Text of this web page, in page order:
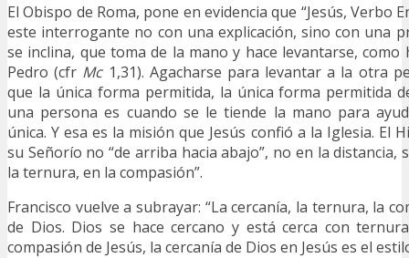
El Obispo de Roma, pone en evidencia que “Jesús, Verbo
este interrogante no con una explicación, sino con una
se inclina, que toma de la mano y hace levantarse, como
Pedro (cfr Mc1,31). Agacharse para levantar a la otra
que la única forma permitida, la única forma permitida
una persona es cuando se le tiende la mano para
única. Y esa es la misión que Jesús confió a la Iglesia. El
su Señorío no “de arriba hacia abajo”, no en la distancia,
la ternura, en la compasión”.
Francisco vuelve a subrayar: “La cercanía, la ternura, la
de Dios. Dios se hace cercano y está cerca con
compasión de Jesús, la cercanía de Dios en Jesús es el